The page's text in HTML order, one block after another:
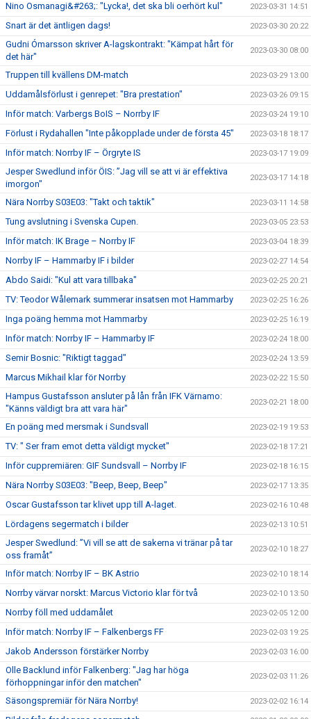
Nino Osmanagi&#263;: "Lycka!, det ska bli oerhört kul" 2023-03-31 14:51
Snart är det äntligen dags! 2023-03-30 20:22
Gudni Ómarsson skriver A-lagskontrakt: "Kämpat hårt för
det här"
2023-03-30 08:00
Truppen till kvällens DM-match 2023-03-29 13:00
Uddamålsförlust i genrepet: "Bra prestation" 2023-03-26 09:15
Inför match: Varbergs BoIS – Norrby IF 2023-03-24 19:10
Förlust i Rydahallen "Inte påkopplade under de första 45" 2023-03-18 18:17
Inför match: Norrby IF – Örgryte IS 2023-03-17 19:09
Jesper Swedlund inför ÖIS: ”Jag vill se att vi är effektiva
imorgon"
2023-03-17 14:18
Nära Norrby S03E03: "Takt och taktik" 2023-03-11 14:58
Tung avslutning i Svenska Cupen. 2023-03-05 23:53
Inför match: IK Brage – Norrby IF 2023-03-04 18:39
Norrby IF – Hammarby IF i bilder 2023-02-27 14:54
Abdo Saidi: "Kul att vara tillbaka" 2023-02-25 20:21
TV: Teodor Wålemark summerar insatsen mot Hammarby 2023-02-25 16:26
Inga poäng hemma mot Hammarby 2023-02-25 16:19
Inför match: Norrby IF – Hammarby IF 2023-02-24 18:00
Semir Bosnic: "Riktigt taggad" 2023-02-24 13:59
Marcus Mikhail klar för Norrby 2023-02-22 15:50
Hampus Gustafsson ansluter på lån från IFK Värnamo:
"Känns väldigt bra att vara här"
2023-02-21 18:00
En poäng med mersmak i Sundsvall 2023-02-19 19:53
TV: " Ser fram emot detta väldigt mycket" 2023-02-18 17:21
Inför cuppremiären: GIF Sundsvall – Norrby IF 2023-02-18 16:15
Nära Norrby S03E03: "Beep, Beep, Beep" 2023-02-17 13:35
Oscar Gustafsson tar klivet upp till A-laget. 2023-02-16 10:48
Lördagens segermatch i bilder 2023-02-13 10:51
Jesper Swedlund: ”Vi vill se att de sakerna vi tränar på tar
oss framåt”
2023-02-10 18:27
Inför match: Norrby IF – BK Astrio 2023-02-10 18:14
Norrby värvar norskt: Marcus Victorio klar för två 2023-02-10 13:50
Norrby föll med uddamålet 2023-02-05 12:00
Inför match: Norrby IF – Falkenbergs FF 2023-02-03 19:25
Jakob Andersson förstärker Norrby 2023-02-03 16:00
Olle Backlund inför Falkenberg: "Jag har höga
förhoppningar inför den matchen"
2023-02-03 11:26
Säsongspremiär för Nära Norrby! 2023-02-02 16:14